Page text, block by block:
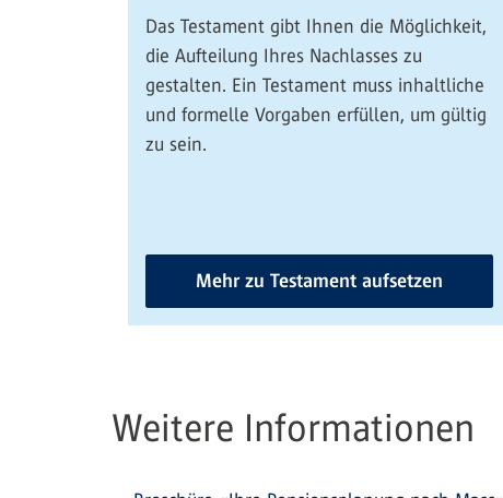
Das Testament gibt Ihnen die Möglichkeit,
die Aufteilung Ihres Nachlasses zu
gestalten. Ein Testament muss inhaltliche
und formelle Vorgaben erfüllen, um gültig
zu sein.
Mehr zu Testament aufsetzen
Weitere Informationen